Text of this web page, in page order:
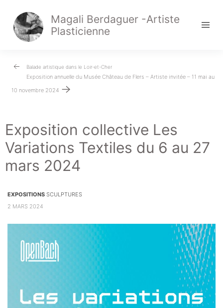
Magali Berdaguer -Artiste
Plasticienne
Navigation
de
Balade artistique dans le Loir-et-Cher
Exposition annuelle du Musée Château de Flers – Artiste invitée – 11 mai au
10 novembre 2024
Exposition collective Les
Variations Textiles du 6 au 27
mars 2024
EXPOSITIONS SCULPTURES
2 MARS 2024